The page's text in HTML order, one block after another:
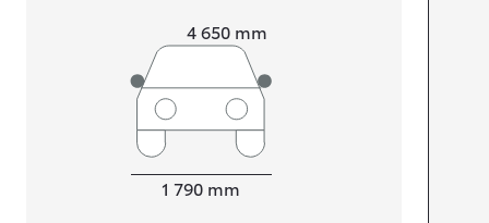
4 650 mm
1 790 mm